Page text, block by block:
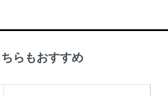
らもおすすめ